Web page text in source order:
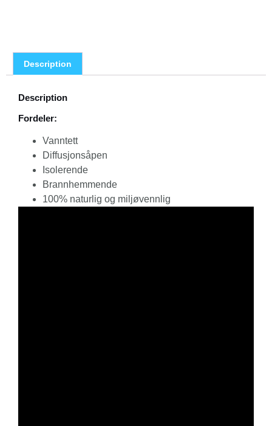
Description
Description
Fordeler:
Vanntett
Diffusjonsåpen
Isolerende
Brannhemmende
100% naturlig og miljøvennlig